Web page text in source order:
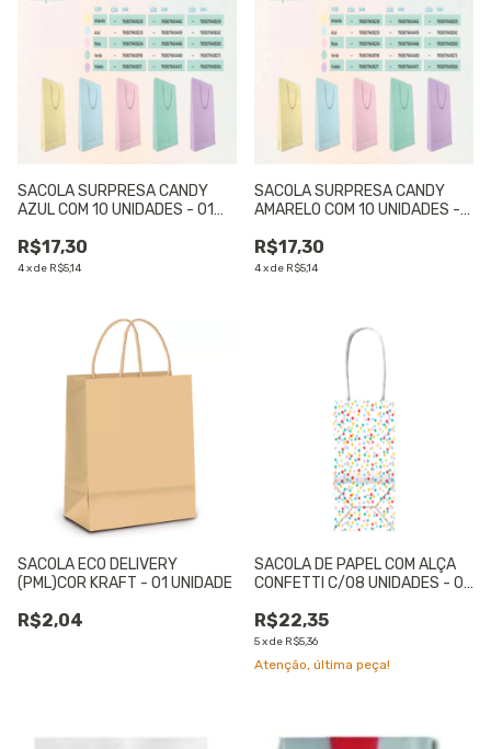
SACOLA SURPRESA CANDY
AZUL COM 10 UNIDADES - 01
R$17,30
4xde R$5,14
SACOLA SURPRESA CANDY
AMARELO COM 10 UNIDADES -
R$17,30
4xde R$5,14
SACOLA ECO DELIVERY
(PML)COR KRAFT - 01 UNIDADE
R$2,04
SACOLA DE PAPEL COM ALÇA
CONFETTI C/08 UNIDADES - 01
R$22,35
5xde R$5,36
Atenção, última peça!